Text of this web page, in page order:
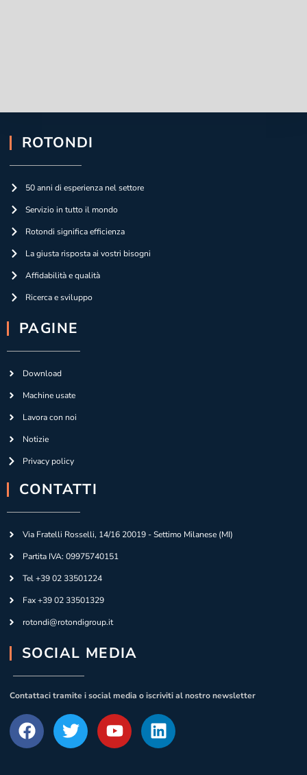
ROTONDI
50 anni di esperienza nel settore
Servizio in tutto il mondo
Rotondi significa efficienza
La giusta risposta ai vostri bisogni
Affidabilità e qualità
Ricerca e sviluppo
PAGINE
Download
Machine usate
Lavora con noi
Notizie
Privacy policy
CONTATTI
Via Fratelli Rosselli, 14/16 20019 - Settimo Milanese (MI)
Partita IVA: 09975740151
Tel +39 02 33501224
Fax +39 02 33501329
rotondi@rotondigroup.it
SOCIAL MEDIA
Contattaci tramite i social media o iscriviti al nostro newsletter